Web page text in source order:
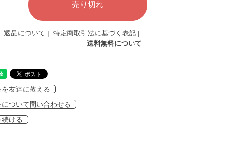
返品について | 特定商取引法に基づく表記 |
送料無料について
を友達に教える
について問い合わせる
続ける